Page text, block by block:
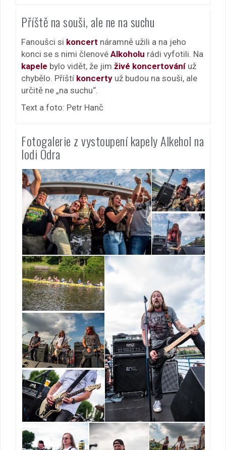
Příště na souši, ale ne na suchu
Fanoušci si koncert náramně užili a na jeho
konci se s nimi členové Alkoholu rádi vyfotili. Na
kapele bylo vidět, že jim živé koncertování už
chybělo. Příští koncerty už budou na souši, ale
určitě ne „na suchu“.
Text a foto: Petr Hanč
Fotogalerie z vystoupení kapely Alkehol na
lodi Odra